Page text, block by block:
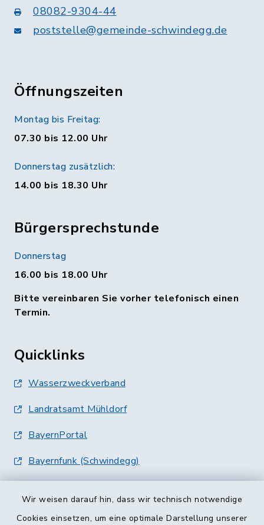
Wir weisen darauf hin, dass wir technisch notwendige
Cookies einsetzen, um eine optimale Darstellung unserer
08082-9304-44
poststelle@gemeinde-schwindegg.de
Öffnungszeiten
Montag bis Freitag:
07.30 bis 12.00 Uhr
Donnerstag zusätzlich:
14.00 bis 18.30 Uhr
Bürgersprechstunde
Donnerstag
16.00 bis 18.00 Uhr
Bitte vereinbaren Sie vorher telefonisch einen
Termin.
Quicklinks
Wasserzweckverband
Landratsamt Mühldorf
BayernPortal
Bayernfunk (Schwindegg)